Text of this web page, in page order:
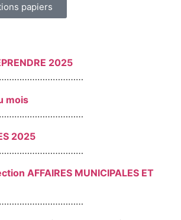
papiers
2025
mois
2025
AFFAIRES MUNICIPALES ET